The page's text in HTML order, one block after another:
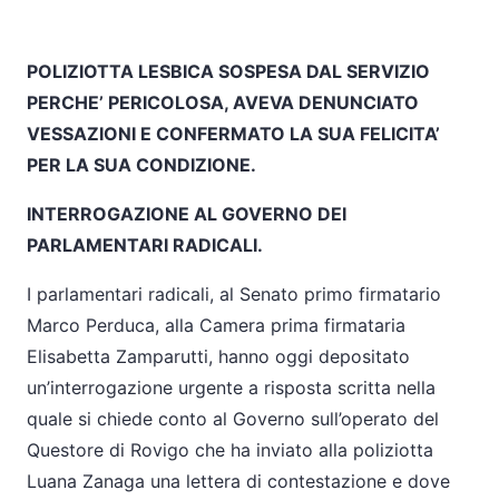
POLIZIOTTA LESBICA SOSPESA DAL SERVIZIO
PERCHE’ PERICOLOSA, AVEVA DENUNCIATO
VESSAZIONI E CONFERMATO LA SUA FELICITA’
PER LA SUA CONDIZIONE.
INTERROGAZIONE AL GOVERNO DEI
PARLAMENTARI RADICALI.
I parlamentari radicali, al Senato primo firmatario
Marco Perduca, alla Camera prima firmataria
Elisabetta Zamparutti, hanno oggi depositato
un’interrogazione urgente a risposta scritta nella
quale si chiede conto al Governo sull’operato del
Questore di Rovigo che ha inviato alla poliziotta
Luana Zanaga una lettera di contestazione e dove